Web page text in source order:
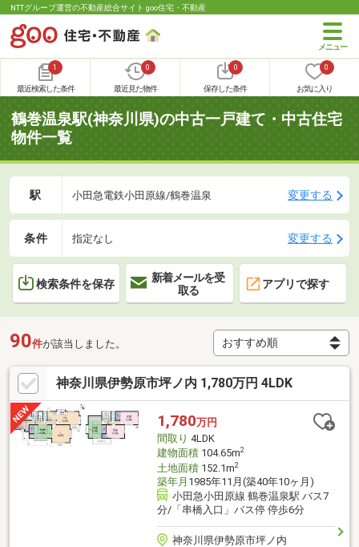
NTTグループ運営の不動産総合サイト goo住宅・不動産
1
最近検索した条件
0
最近見た物件
0
保存した条件
0
お気に入り
鶴巻温泉駅(神奈川県)の中古一戸建て・中古住宅
物件一覧
駅 小田急電鉄小田原線/鶴巻温泉 変更する
条件 指定なし 変更する
検索条件を保存
新着メールを受
取る
アプリで探す
90件が該当しました。
神奈川県伊勢原市坪ノ内 1,780万円 4LDK
1,780万円
間取り 4LDK
建物面積104.65m2
土地面積152.1m2
築年月 1985年11月(築40年10ヶ月)
小田急小田原線 鶴巻温泉駅 バス7
分/「串橋入口」バス停 停歩6分
神奈川県伊勢原市坪ノ内